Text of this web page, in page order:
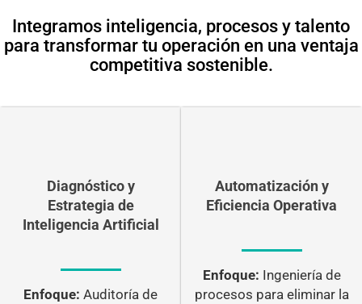
Integramos inteligencia, procesos y talento
para transformar tu operación en una ventaja
competitiva sostenible.
Diagnóstico y
Estrategia de
Inteligencia Artificial
Enfoque: Auditoría de
Automatización y
Eficiencia Operativa
Enfoque: Ingeniería de
procesos para eliminar la